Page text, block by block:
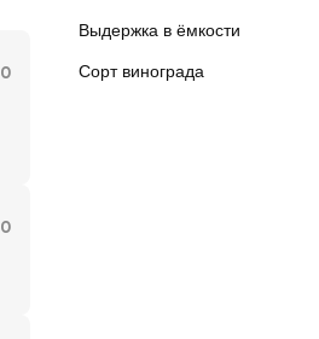
Выдержка в ёмкости
Сорт винограда
0
0